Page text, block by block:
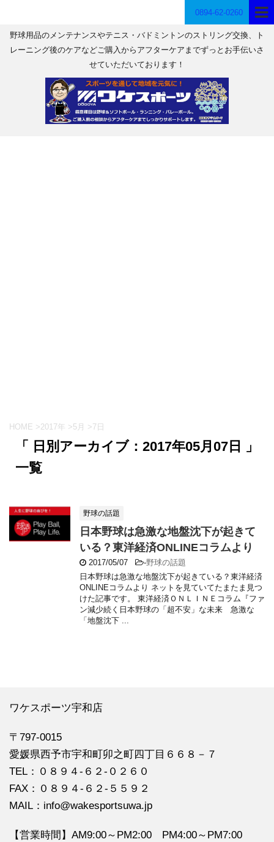
0894-62-0260
野球用品のメンテナンスやテニス・バドミントンのストリング交換、ト
レーニング後のケアなどご購入からアフターケアまでずっとお手伝いさ
せていただいております！
HOME >2017年 >5月 >7日
「 日別アーカイブ：2017年05月07日 」
一覧
野球の話題
日本野球は急激な地盤沈下が起きて
いる？東洋経済ONLINEコラムより
2017/05/07 -野球の話題
日本野球は急激な地盤沈下が起きている？東洋経済
ONLINEコラムより ネットを見ていてたまたま見つ
けた記事です。 東洋経済ＯＮＬＩＮＥコラム『ファ
ン減少続く日本野球の「超不安」な未来 急激な
「地盤沈下 ...
ワケスポーツ宇和店
〒797-0015
愛媛県西予市宇和町卯之町四丁目６６８－７
TEL：０８９４‐６２‐０２６０
FAX：０８９４‐６２‐５５９２
MAIL：info@wakesportsuwa.jp
【営業時間】AM9:00～PM2:00 PM4:00～PM7:00